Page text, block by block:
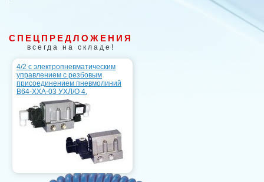
СПЕЦПРЕДЛОЖЕНИЯ
всегда на складе!
4/2 с электропневматическим
управлением с резбовым
присоединением пневмолиний
B64-XXA-03 УХЛ/О 4.